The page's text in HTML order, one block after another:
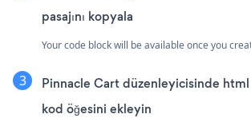
pasajını kopyala
Your code block will be available once you
Pinnacle Cart düzenleyicisinde
kod öğesini ekleyin